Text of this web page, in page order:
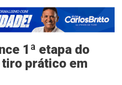
1ª etapa do
prático em